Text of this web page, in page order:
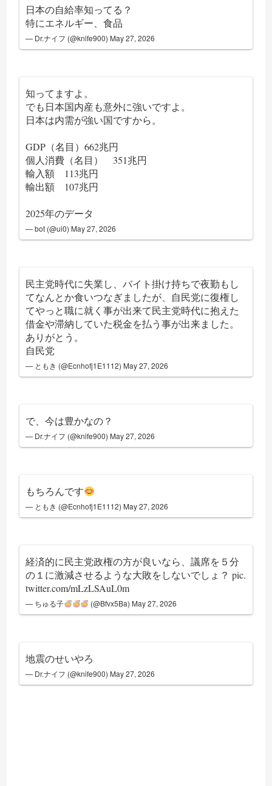
日本の自給率知ってる？
特にエネルギー、食品
— Dr.ナイフ (@knife900) May 27, 2026
知ってますよ。
でも日本国内産も意外に強いですよ。
日本は内需が強い国ですから。
GDP（名目）662兆円
個人消費（名目） 351兆円
輸入額 113兆円
輸出額 107兆円
2025年のデータ
— bot (@ui0) May 27, 2026
民主党時代に失業し、バイト掛け持ちで夜勤もし
てなんとか食いつなぎましたが、自民党に復権し
てやっと職に就く事が出来て民主党時代に抱えた
借金や滞納していた税金を払う事が出来ました。
ありがとう。
自民党
— ともき (@Ecnhofj1E1112) May 27, 2026
で、今は豊かなの？
— Dr.ナイフ (@knife900) May 27, 2026
もちろんです
— ともき (@Ecnhofj1E1112) May 27, 2026
経済的に民主党政権の方が良いなら、議席を５分
の１に激減させるような大敗をしないでしょ？pic.
twitter.com/mLzLSAuL0m
— ちゅる子 (@Bfvx5Ba) May 27, 2026
地震のせいやろ
— Dr.ナイフ (@knife900) May 27, 2026